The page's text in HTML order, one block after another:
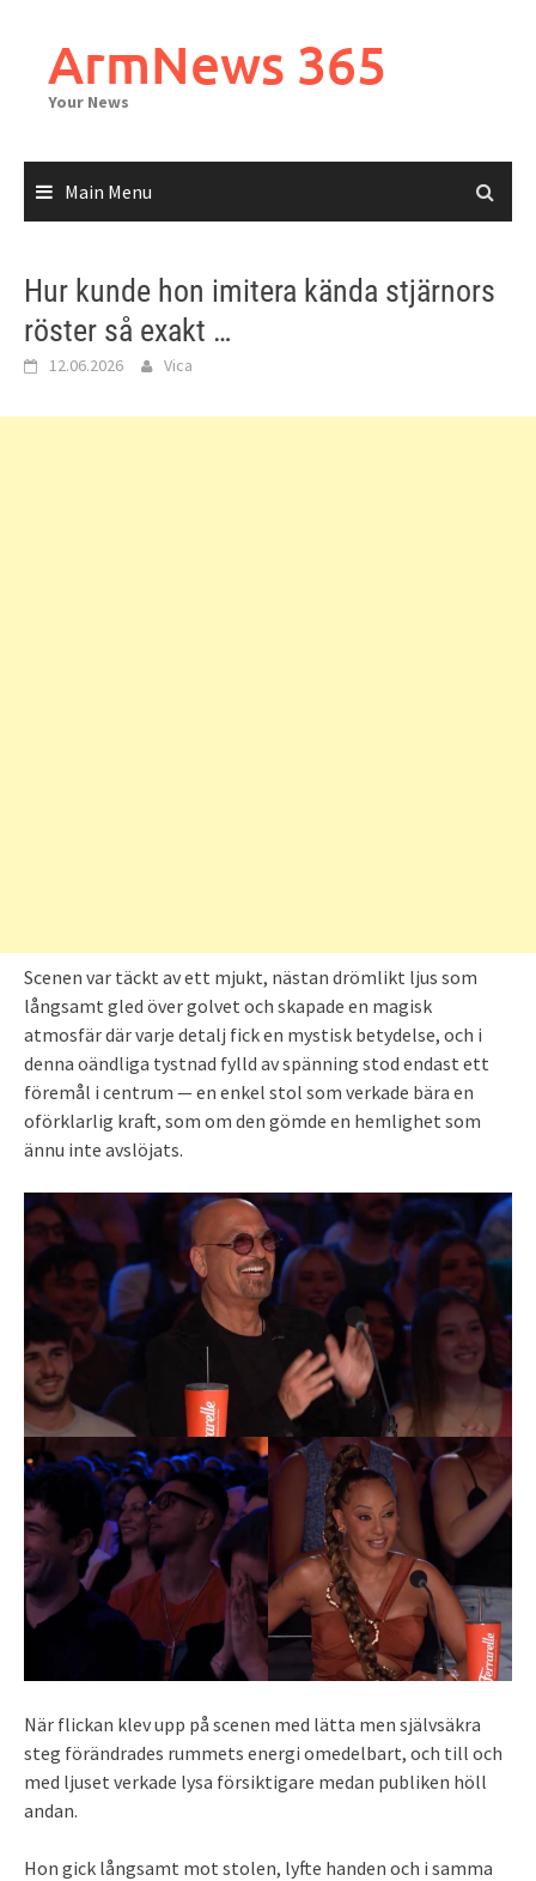
contentArmNews 365
Your News
Main Menu
Hur kunde hon imitera kända stjärnors
röster så exakt …
12.06.2026 Vica
Scenen var täckt av ett mjukt, nästan drömlikt ljus som
långsamt gled över golvet och skapade en magisk
atmosfär där varje detalj fick en mystisk betydelse, och i
denna oändliga tystnad fylld av spänning stod endast ett
föremål i centrum — en enkel stol som verkade bära en
oförklarlig kraft, som om den gömde en hemlighet som
ännu inte avslöjats.
När flickan klev upp på scenen med lätta men självsäkra
steg förändrades rummets energi omedelbart, och till och
med ljuset verkade lysa försiktigare medan publiken höll
andan.
Hon gick långsamt mot stolen, lyfte handen och i samma